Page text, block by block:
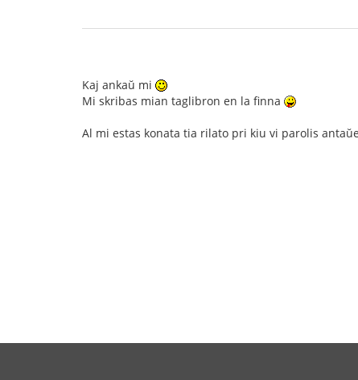
Kaj ankaŭ mi
Mi skribas mian taglibron en la finna
Al mi estas konata tia rilato pri kiu vi parolis